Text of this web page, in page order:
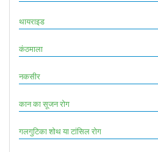
थायराइड
कंठमाला
नकसीर
कान का सूजन रोग
गलगुटिका शोथ या टांसिल रोग